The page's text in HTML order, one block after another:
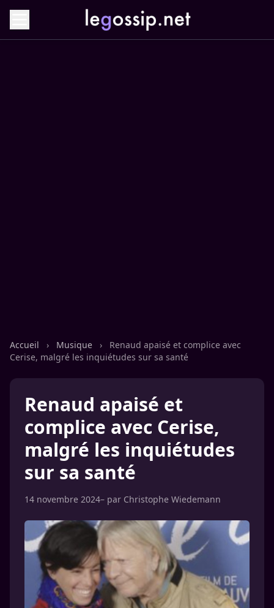
Accueil › Musique ›
Renaud apaisé et complice avec
Cerise, malgré les inquiétudes sur sa santé
Renaud apaisé et
complice avec Cerise,
malgré les inquiétudes
sur sa santé
14 novembre 2024– par Christophe Wiedemann